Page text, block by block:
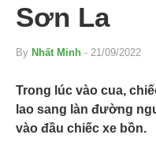
Sơn La
By Nhất Minh - 21/09/2022
Trong lúc vào cua,
lao sang làn đường
vào đầu chiếc xe bồn.